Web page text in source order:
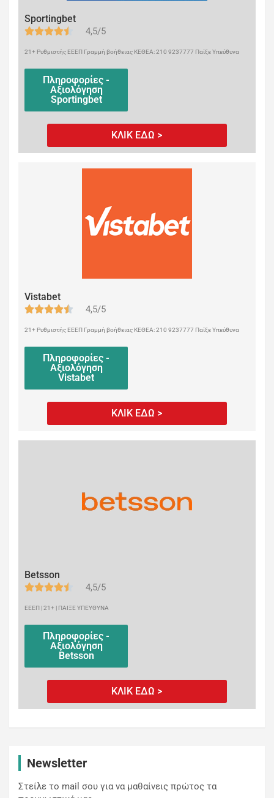
Sportingbet
4,5/5
21+ Ρυθμιστής ΕΕΕΠ Γραμμή βοήθειας ΚΕΘΕΑ: 210 9237777 Παίξε Υπεύθυνα
Πληροφορίες -
Αξιολόγηση
Sportingbet
ΚΛΙΚ ΕΔΩ >
Vistabet
4,5/5
21+ Ρυθμιστής ΕΕΕΠ Γραμμή βοήθειας ΚΕΘΕΑ: 210 9237777 Παίξε Υπεύθυνα
Πληροφορίες -
Αξιολόγηση
Vistabet
ΚΛΙΚ ΕΔΩ >
Betsson
4,5/5
ΕΕΕΠ | 21+ | ΠΑΙΞΕ ΥΠΕΥΘΥΝΑ
Πληροφορίες -
Αξιολόγηση
Betsson
ΚΛΙΚ ΕΔΩ >
Newsletter
Στείλε το mail σου για να μαθαίνεις πρώτος τα